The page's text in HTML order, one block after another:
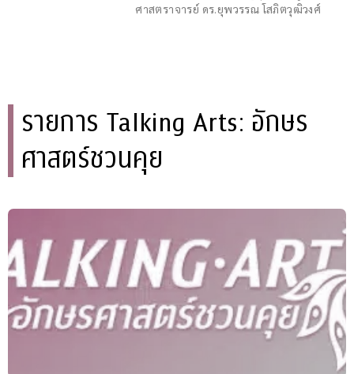
ศาสตราจารย์ ดร.ยุพวรรณ โสภิตวุฒิวงศ์
รายการ Talking Arts: อักษร
ศาสตร์ชวนคุย